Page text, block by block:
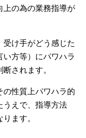
上の為の業務指導が
け手がどう感じた
方等）にパワハラ
されます。
の性質上パワハラ的
うえで、指導方法
ます。